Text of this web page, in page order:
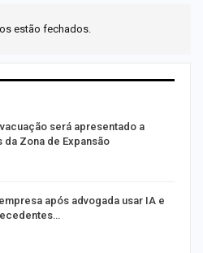
estão fechados.
será apresentado a
da Zona de Expansão
após advogada usar IA e